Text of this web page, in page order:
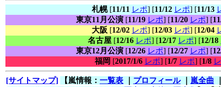
札幌[11/11 レポ] [11/12 レポ] [11/13
東京11月公演 [11/19 レポ] [11/20 レポ] [
大阪 [12/02 レポ] [12/03 レポ] [12/04
名古屋 [12/16 レポ] [12/17 レポ] [12/18
東京12月公演 [12/26 レポ] [12/27 レポ] [
福岡 [2017/1/6 レポ] [1/7 レポ] [1/8
[サイトマップ] 【嵐情報： 一覧表 プロフィール｜ 嵐全曲